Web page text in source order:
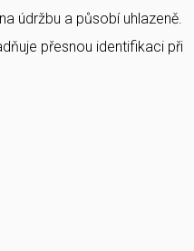
údržbu a působí uhlazeně.
přesnou identifikaci při